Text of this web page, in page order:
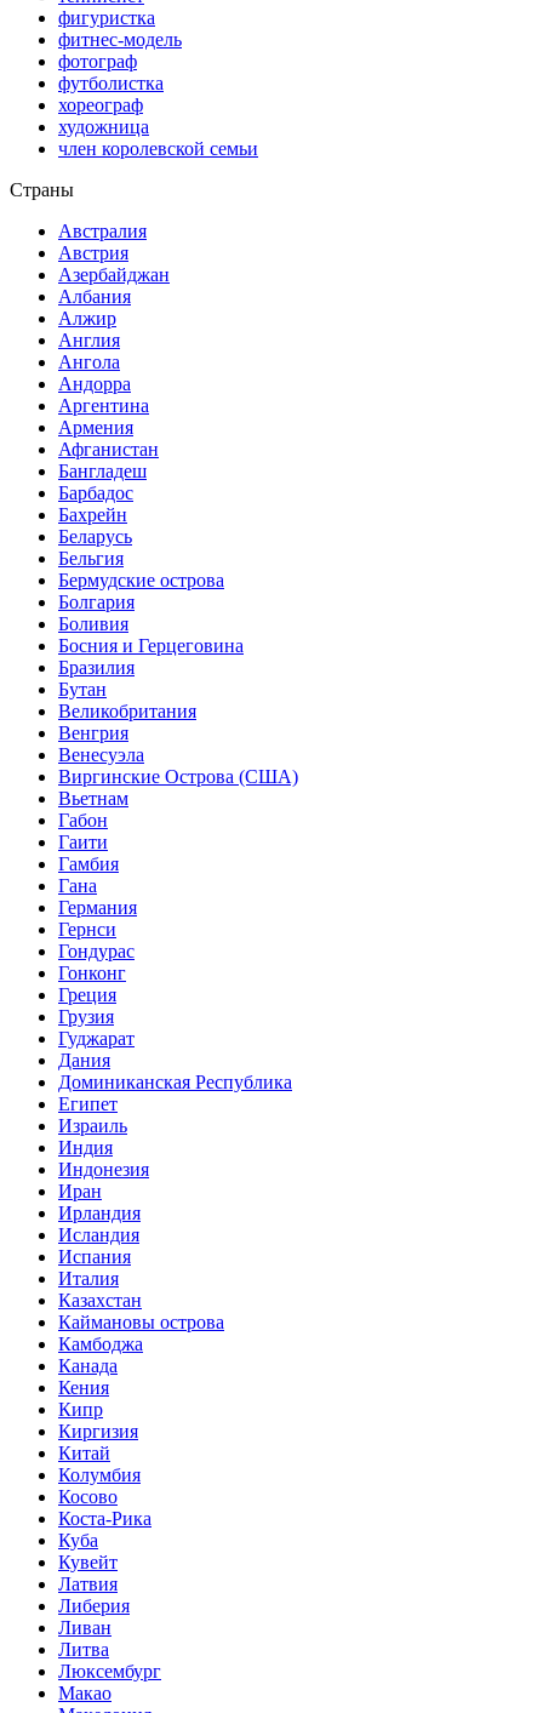
фигуристка
фитнес-модель
фотограф
футболистка
хореограф
художница
член королевской семьи
Страны
Австралия
Австрия
Азербайджан
Албания
Алжир
Англия
Ангола
Андорра
Аргентина
Армения
Афганистан
Бангладеш
Барбадос
Бахрейн
Беларусь
Бельгия
Бермудские острова
Болгария
Боливия
Босния и Герцеговина
Бразилия
Бутан
Великобритания
Венгрия
Венесуэла
Виргинские Острова (США)
Вьетнам
Габон
Гаити
Гамбия
Гана
Германия
Гернси
Гондурас
Гонконг
Греция
Грузия
Гуджарат
Дания
Доминиканская Республика
Египет
Израиль
Индия
Индонезия
Иран
Ирландия
Исландия
Испания
Италия
Казахстан
Каймановы острова
Камбоджа
Канада
Кения
Кипр
Киргизия
Китай
Колумбия
Косово
Коста-Рика
Куба
Кувейт
Латвия
Либерия
Ливан
Литва
Люксембург
Макао